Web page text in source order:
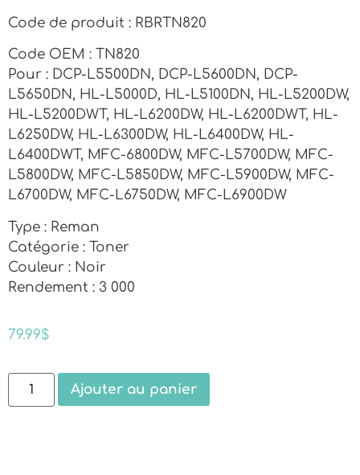
Code de produit : RBRTN820
Code OEM : TN820
Pour : DCP-L5500DN, DCP-L5600DN, DCP-
L5650DN, HL-L5000D, HL-L5100DN, HL-L5200DW,
HL-L5200DWT, HL-L6200DW, HL-L6200DWT, HL-
L6250DW, HL-L6300DW, HL-L6400DW, HL-
L6400DWT, MFC-6800DW, MFC-L5700DW, MFC-
L5800DW, MFC-L5850DW, MFC-L5900DW, MFC-
L6700DW, MFC-L6750DW, MFC-L6900DW
Type : Reman
Catégorie : Toner
Couleur : Noir
Rendement : 3 000
79.99$
Ajouter au panier